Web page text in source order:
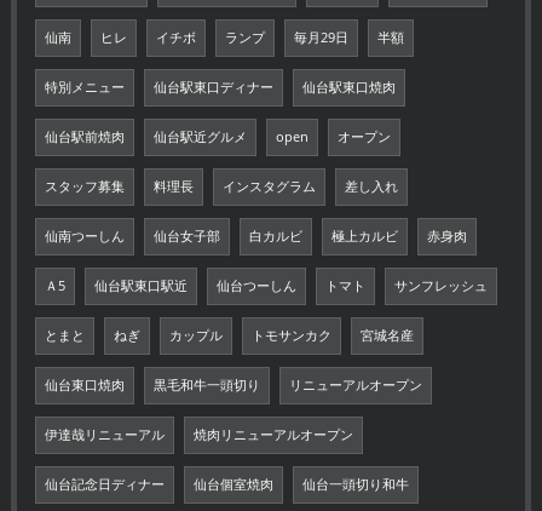
仙南 ヒレ イチボ ランプ 毎月29日 半額
特別メニュー 仙台駅東口ディナー 仙台駅東口焼肉
仙台駅前焼肉 仙台駅近グルメ open オープン
スタッフ募集 料理長 インスタグラム 差し入れ
仙南つーしん 仙台女子部 白カルビ 極上カルビ 赤身肉
Ａ5 仙台駅東口駅近 仙台つーしん トマト サンフレッシュ
とまと ねぎ カップル トモサンカク 宮城名産
仙台東口焼肉 黒毛和牛一頭切り リニューアルオープン
伊達哉リニューアル 焼肉リニューアルオープン
仙台記念日ディナー 仙台個室焼肉 仙台一頭切り和牛